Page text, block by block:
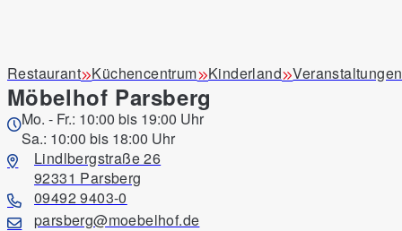
Restaurant Küchencentrum Kinderland Veranstaltungen
Möbelhof Parsberg
Mo. - Fr.: 10:00 bis 19:00 Uhr
Sa.: 10:00 bis 18:00 Uhr
Lindlbergstraße 26
92331 Parsberg
09492 9403-0
parsberg@moebelhof.de
Duschtuch Luxury taupe aus 100 % Baumwolle – ca. 70
19,99 €
Preis inkl. MwSt.
Abholort wählen